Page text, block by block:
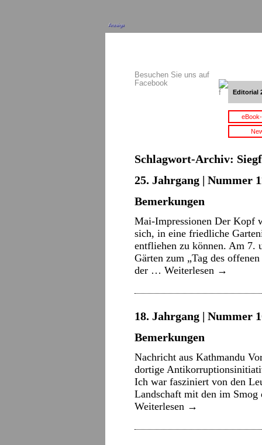
Anzeige
Besuchen Sie uns auf
Facebook
Editorial
Schlagwort-Archiv:
25. Jahrgang | Nummer
Bemerkungen
Mai-Impressionen Der Kopf
sich, in eine friedliche
entfliehen zu können. Am 7.
Gärten zum „Tag des
der … Weiterlesen →
18. Jahrgang | Nummer
Bemerkungen
Nachricht aus Kathmandu
dortige
Ich war fasziniert von den
Landschaft mit den im
Weiterlesen →